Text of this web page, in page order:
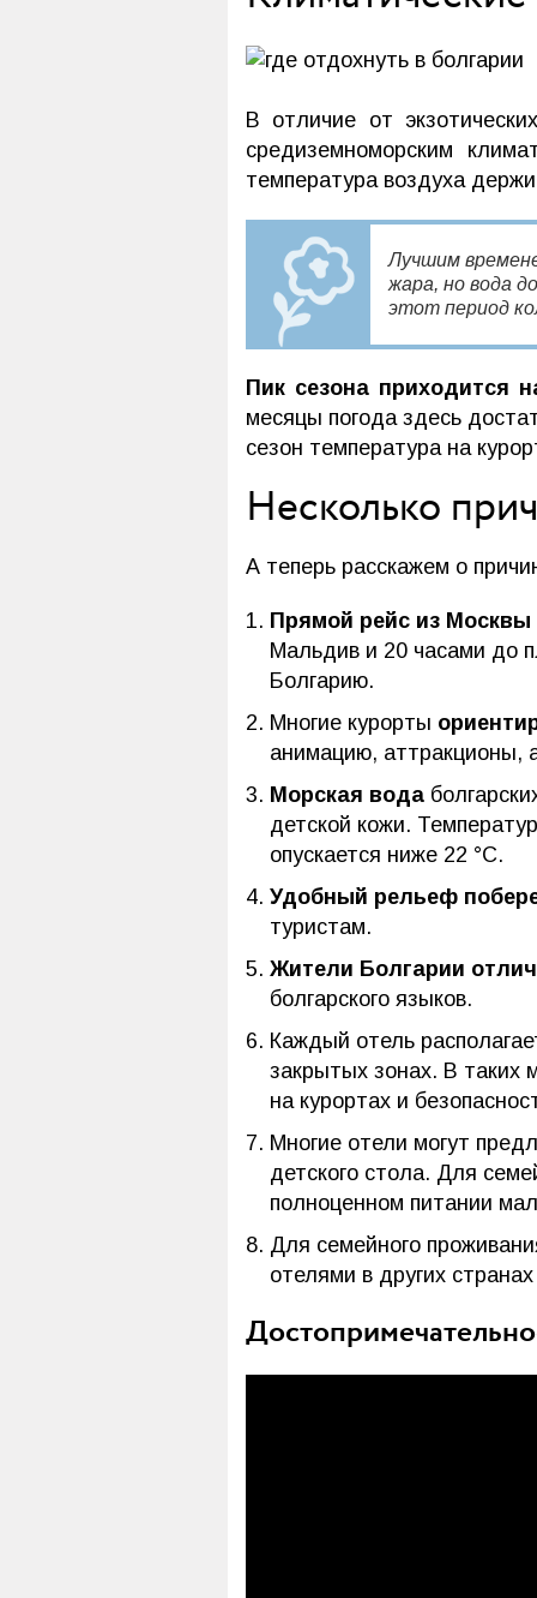
В отличие от
средиземноморским
температура воздуха
Лучшим
жара, но вода
этот период
Пик сезона приходится
месяцы погода здесь
сезон температура на
Несколько
А теперь расскажем о
Прямой рейс из Москвы
Мальдив и 20 часами до
Болгарию.
Многие курорты
анимацию, аттракционы,
Морская вода
детской кожи.
опускается ниже 22 °C.
Удобный рельеф
туристам.
Жители Болгарии
болгарского языков.
Каждый отель
закрытых зонах. В таких
на курортах и
Многие отели могут
детского стола. Для
полноценном питании
Для семейного
отелями в других